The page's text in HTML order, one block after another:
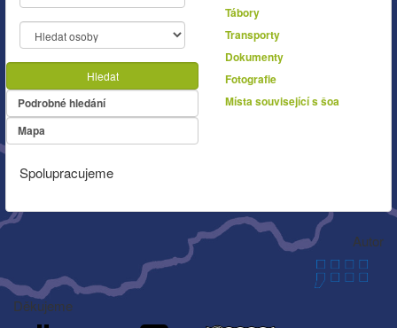
Hledat
Podrobné hledání
Mapa
Tábory
Transporty
Dokumenty
Fotografie
Místa související s šoa
Spolupracujeme
Autor
Děkujeme